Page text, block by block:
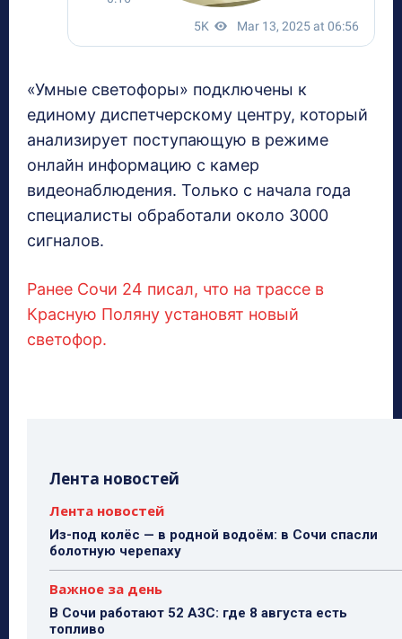
«Умные светофоры» подключены к
единому диспетчерскому центру, который
анализирует поступающую в режиме
онлайн информацию с камер
видеонаблюдения. Только с начала года
специалисты обработали около 3000
сигналов.
Ранее Сочи 24 писал, что на трассе в
Красную Поляну установят новый
светофор.
Лента новостей
Лента новостей
Из-под колёс — в родной водоём: в Сочи спасли
болотную черепаху
Важное за день
В Сочи работают 52 АЗС: где 8 августа есть
топливо